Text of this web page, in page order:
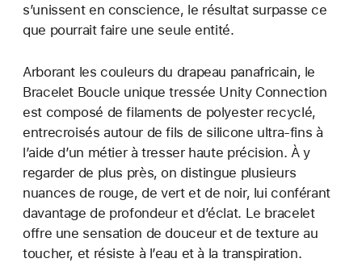
s’unissent en conscience, le résultat surpasse ce
que pourrait faire une seule entité.
Arborant les couleurs du drapeau panafricain, le
Bracelet Boucle unique tressée Unity Connection
est composé de filaments de polyester recyclé,
entrecroisés autour de fils de silicone ultra-fins à
l’aide d’un métier à tresser haute précision. À y
regarder de plus près, on distingue plusieurs
nuances de rouge, de vert et de noir, lui conférant
davantage de profondeur et d’éclat. Le bracelet
offre une sensation de douceur et de texture au
toucher, et résiste à l’eau et à la transpiration.